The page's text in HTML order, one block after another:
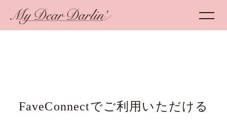
FaveConnectでご利用いただける